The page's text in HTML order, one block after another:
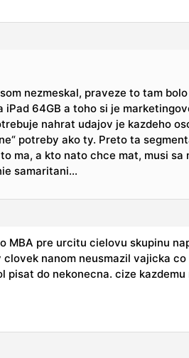
nezmeskal, praveze to tam
iPad 64GB a toho si je
nahrat udajov je kazdeho
potreby ako ty. Preto ta
ma, a kto nato chce mat, musi
samaritani…
MBA pre urcitu cielovu skupinu
clovek nanom neusmazil vajicka
pisat do nekonecna. cize